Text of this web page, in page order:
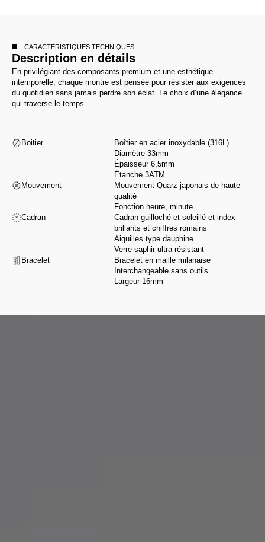
CARACTÉRISTIQUES TECHNIQUES
Description en détails
En privilégiant des composants premium et une esthétique
intemporelle, chaque montre est pensée pour résister aux exigences
du quotidien sans jamais perdre son éclat. Le choix d’une élégance
qui traverse le temps.
Boitier
Boîtier en acier inoxydable (316L)
Diamètre 33mm
Épaisseur 6,5mm
Étanche 3ATM
Mouvement
Mouvement Quarz japonais de haute
qualité
Fonction heure, minute
Cadran
Cadran guilloché et soleillé et index
brillants et chiffres romains
Aiguilles type dauphine
Verre saphir ultra résistant
Bracelet
Bracelet en maille milanaise
Interchangeable sans outils
Largeur 16mm